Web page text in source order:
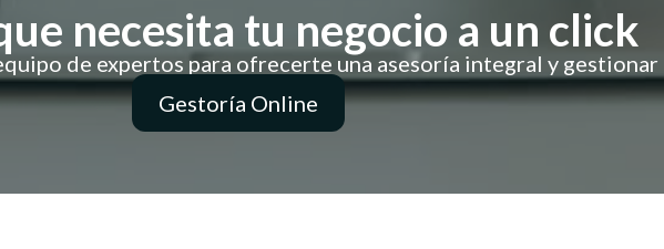
necesita tu negocio a un click
de expertos para ofrecerte una asesoría integral y gestionar
Gestoría Online